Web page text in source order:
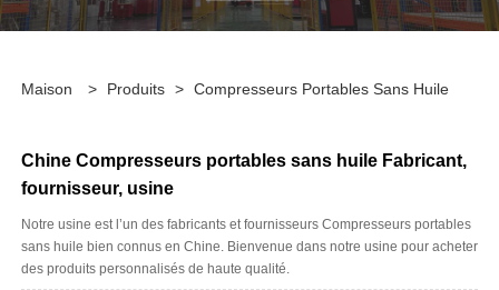
Maison > Produits > Compresseurs Portables Sans Huile
Chine Compresseurs portables sans huile Fabricant,
fournisseur, usine
Notre usine est l’un des fabricants et fournisseurs Compresseurs portables
sans huile bien connus en Chine. Bienvenue dans notre usine pour acheter
des produits personnalisés de haute qualité.